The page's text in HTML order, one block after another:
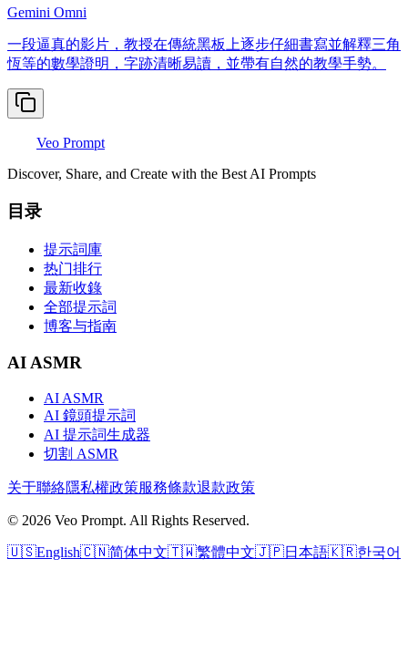
Gemini Omni
一段逼真的影片，教授在傳統黑板上逐步仔細書寫並解釋三角
恆等的數學證明，字跡清晰易讀，並帶有自然的教學手勢。
Veo Prompt
Discover, Share, and Create with the Best AI Prompts
目录
提示詞庫
热门排行
最新收錄
全部提示詞
博客与指南
AI ASMR
AI ASMR
AI 鏡頭提示詞
AI 提示詞生成器
切割 ASMR
关于聯絡隱私權政策服務條款退款政策
© 2026 Veo Prompt. All Rights Reserved.
🇺🇸English🇨🇳简体中文🇹🇼繁體中文🇯🇵日本語🇰🇷한국어